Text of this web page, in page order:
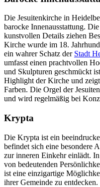
Die Jesuitenkirche in
barocke Innenausstattung.
kunstvollen Details ziehen
Kirche wurde im 18.
ein wahrer Schatz der Stadt
umfasst einen prachtvollen
und Skulpturen geschmückt
Highlight der Kirche und
Farben. Die Orgel der
und wird regelmäßig bei
Krypta
Die Krypta ist ein
befindet sich eine besondere
zur inneren Einkehr einlädt.
von bedeutenden
ist eine einzigartige
ihrer Gemeinde zu entdecken.